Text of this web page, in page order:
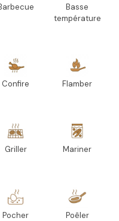
Basse
température
Confire Flamber
Griller Mariner
Pocher Poêler